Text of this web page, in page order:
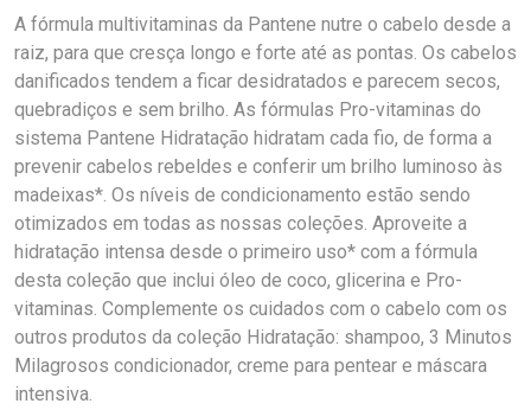
A fórmula multivitaminas da Pantene nutre o cabelo desde a
raiz, para que cresça longo e forte até as pontas. Os cabelos
danificados tendem a ficar desidratados e parecem secos,
quebradiços e sem brilho. As fórmulas Pro-vitaminas do
sistema Pantene Hidratação hidratam cada fio, de forma a
prevenir cabelos rebeldes e conferir um brilho luminoso às
madeixas*. Os níveis de condicionamento estão sendo
otimizados em todas as nossas coleções. Aproveite a
hidratação intensa desde o primeiro uso* com a fórmula
desta coleção que inclui óleo de coco, glicerina e Pro-
vitaminas. Complemente os cuidados com o cabelo com os
outros produtos da coleção Hidratação: shampoo, 3 Minutos
Milagrosos condicionador, creme para pentear e máscara
intensiva.